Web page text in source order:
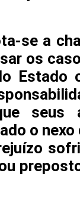
se a
os
seus
o